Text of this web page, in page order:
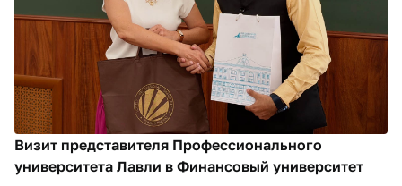
Визит представителя Профессионального
университета Лавли в Финансовый университет